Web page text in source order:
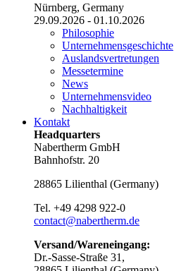
Nürnberg, Germany
29.09.2026 - 01.10.2026
Philosophie
Unternehmensgeschichte
Auslandsvertretungen
Messetermine
News
Unternehmensvideo
Nachhaltigkeit
Kontakt
Headquarters
Nabertherm GmbH
Bahnhofstr. 20
28865 Lilienthal (Germany)
Tel. +49 4298 922-0
contact@nabertherm.de
Versand/Wareneingang:
Dr.-Sasse-Straße 31,